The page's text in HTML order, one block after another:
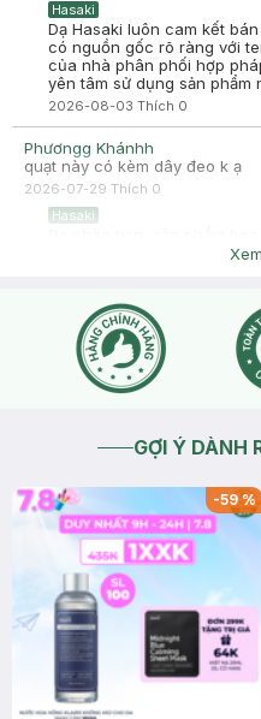
Hasaki
Dạ Hasaki luôn cam kết
có nguồn gốc rõ ràng với
của nhà phân phối hợp
yên tâm sử dụng sản phẩm
2026-08-03 Thích 0
Phươngg Khánhh
quạt này có kèm dây đeo k ạ
2026-07-29 Thích 0
Hasaki
dây đeo 1 sách hướng dẫn
GỢI Ý DÀNH
-59%